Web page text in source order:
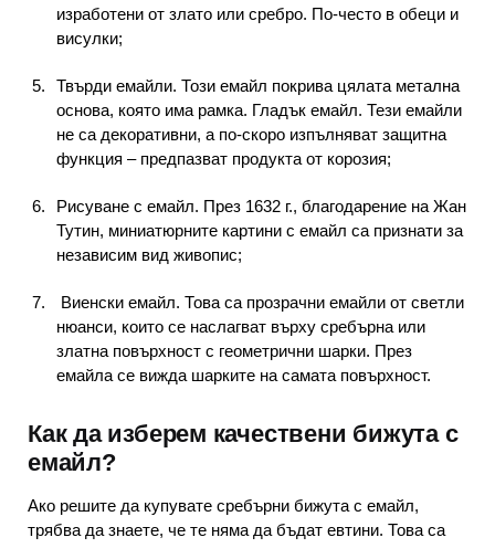
изработени от злато или сребро. По-често в обеци и
висулки;
Твърди емайли. Този емайл покрива цялата метална
основа, която има рамка. Гладък емайл. Тези емайли
не са декоративни, а по-скоро изпълняват защитна
функция – предпазват продукта от корозия;
Рисуване с емайл. През 1632 г., благодарение на Жан
Тутин, миниатюрните картини с емайл са признати за
независим вид живопис;
Виенски емайл. Това са прозрачни емайли от светли
нюанси, които се наслагват върху сребърна или
златна повърхност с геометрични шарки. През
емайла се вижда шарките на самата повърхност.
Как да изберем качествени бижута с
емайл?
Ако решите да купувате сребърни бижута с емайл,
трябва да знаете, че те няма да бъдат евтини. Това са